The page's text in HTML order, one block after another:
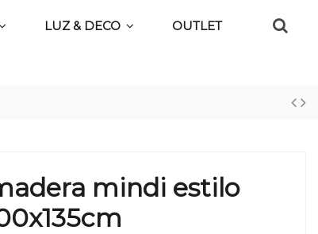
LUZ & DECO OUTLET
mindi estilo